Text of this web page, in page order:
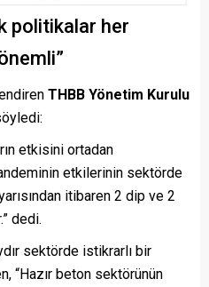
politikalar her
THBB Yönetim Kurulu
etkisini ortadan
etkilerinin sektörde
itibaren 2 dip ve 2
dedi.
sektörde istikrarlı bir
“Hazır beton sektörünün